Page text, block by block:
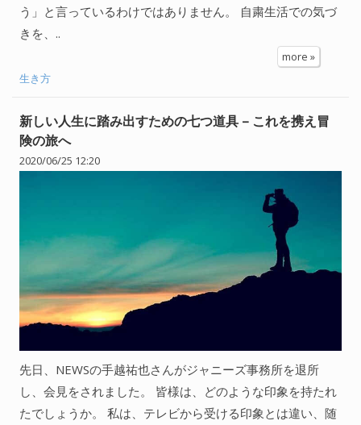
う」と言っているわけではありません。 自粛生活での気づ
きを、..
more »
生き方
新しい人生に踏み出すための七つ道具 – これを携え冒
険の旅へ
2020/06/25 12:20
先日、NEWSの手越祐也さんがジャニーズ事務所を退所
し、会見をされました。 皆様は、どのような印象を持たれ
たでしょうか。 私は、テレビから受ける印象とは違い、随